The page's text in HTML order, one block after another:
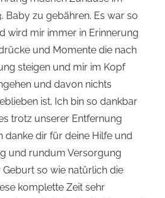
Baby zu gebähren. Es war so
wird mir immer in Erinnerung
und Momente die nach
steigen und mir im Kopf
und davon nichts
ist. Ich bin so dankbar
trotz unserer Entfernung
danke dir für deine Hilfe und
und rundum Versorgung
so wie natürlich die
komplette Zeit sehr